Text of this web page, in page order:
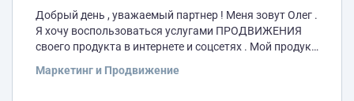
Добрый день , уважаемый партнер ! Меня зовут Олег .
Я хочу воспользоваться услугами ПРОДВИЖЕНИЯ
своего продукта в интернете и соцсетях . Мой продукт
Нужно : привлечь внимание клиентов и получить
Маркетинг и Продвижение